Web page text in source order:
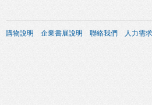
購物說明 企業書展說明 聯絡我們 人力需求